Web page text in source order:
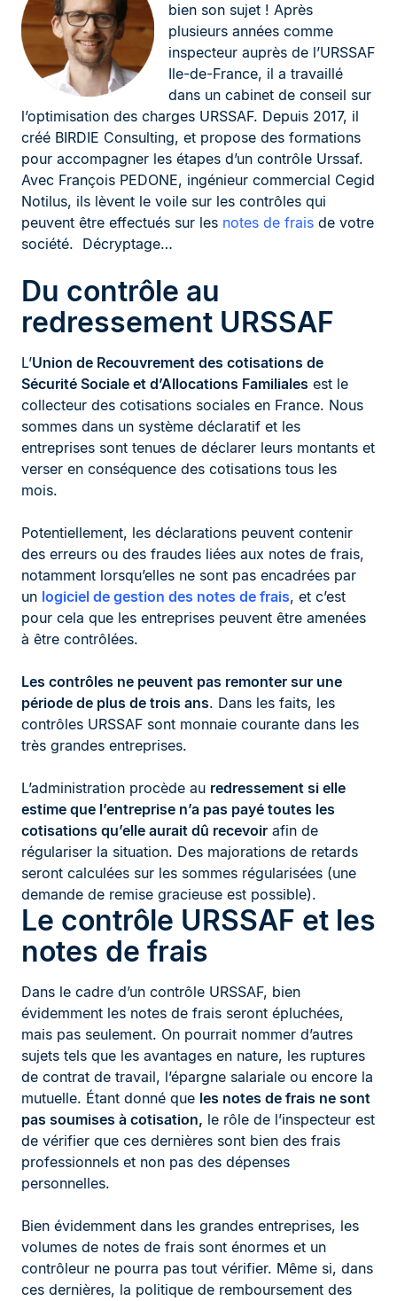
bien son sujet ! Après
plusieurs années comme
inspecteur auprès de l’URSSAF
Ile-de-France, il a travaillé
dans un cabinet de conseil sur
l’optimisation des charges URSSAF. Depuis 2017, il
créé BIRDIE Consulting, et propose des formations
pour accompagner les étapes d’un contrôle Urssaf.
Avec François PEDONE, ingénieur commercial Cegid
Notilus, ils lèvent le voile sur les contrôles qui
peuvent être effectués sur les notes de frais de votre
société. Décryptage…
Du contrôle au
redressement URSSAF
L’Union de Recouvrement des cotisations de
Sécurité Sociale et d’Allocations Familiales est le
collecteur des cotisations sociales en France. Nous
sommes dans un système déclaratif et les
entreprises sont tenues de déclarer leurs montants et
verser en conséquence des cotisations tous les
mois.
Potentiellement, les déclarations peuvent contenir
des erreurs ou des fraudes liées aux notes de frais,
notamment lorsqu’elles ne sont pas encadrées par
un logiciel de gestion des notes de frais, et c’est
pour cela que les entreprises peuvent être amenées
à être contrôlées.
Les contrôles ne peuvent pas remonter sur une
période de plus de trois ans. Dans les faits, les
contrôles URSSAF sont monnaie courante dans les
très grandes entreprises.
L’administration procède au redressement si elle
estime que l’entreprise n’a pas payé toutes les
cotisations qu’elle aurait dû recevoir afin de
régulariser la situation. Des majorations de retards
seront calculées sur les sommes régularisées (une
demande de remise gracieuse est possible).
Le contrôle URSSAF et les
notes de frais
Dans le cadre d’un contrôle URSSAF, bien
évidemment les notes de frais seront épluchées,
mais pas seulement. On pourrait nommer d’autres
sujets tels que les avantages en nature, les ruptures
de contrat de travail, l’épargne salariale ou encore la
mutuelle. Étant donné que les notes de frais ne sont
pas soumises à cotisation, le rôle de l’inspecteur est
de vérifier que ces dernières sont bien des frais
professionnels et non pas des dépenses
personnelles.
Bien évidemment dans les grandes entreprises, les
volumes de notes de frais sont énormes et un
contrôleur ne pourra pas tout vérifier. Même si, dans
ces dernières, la politique de remboursement des